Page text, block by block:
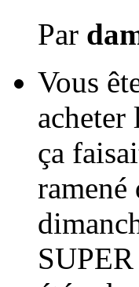
Par
Vous
acheter
ça